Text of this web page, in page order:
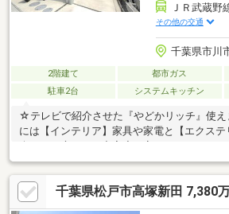
ＪＲ武蔵野
その他の交通
千葉県市川
2階建て 都市ガス
駐車2台
システムキッチン
☆テレビで紹介させた『やどかリッチ』使え
には【インテリア】家具や家電と【エクステ
でき、その代金を住宅ローンに組み込むこ
それがやどかリッチです。エムイーPLUS城
♪◆頭金０円でもＯＫ！（諸経費含む）◆お
な住宅ローンのご提案いたします♪◆ご内覧
千葉県松戸市高塚新田 7,380